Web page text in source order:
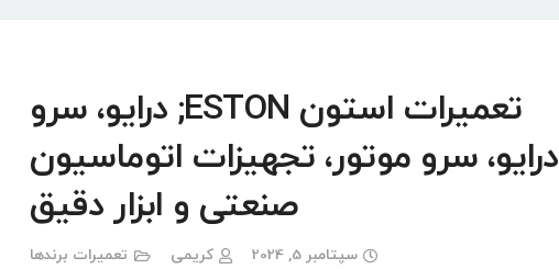
تعمیرات استون ESTON; درایو، سرو
درایو، سرو موتور، تجهیزات اتوماسیون
صنعتی و ابزار دقیق
سپتامبر 5, 2024 کریمی
تعمیرات برندها